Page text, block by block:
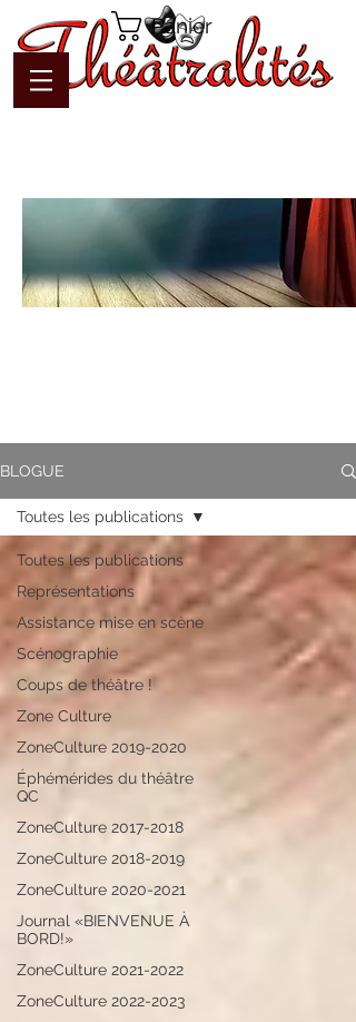
Panier
BLOGUE
Toutes les publications
Représentations
Assistance mise en scène
Scénographie
Coups de théâtre !
Zone Culture
ZoneCulture 2019-2020
Éphémérides du théâtre
QC
ZoneCulture 2017-2018
ZoneCulture 2018-2019
ZoneCulture 2020-2021
Journal «BIENVENUE À
BORD!»
ZoneCulture 2021-2022
ZoneCulture 2022-2023
Toutes les publications